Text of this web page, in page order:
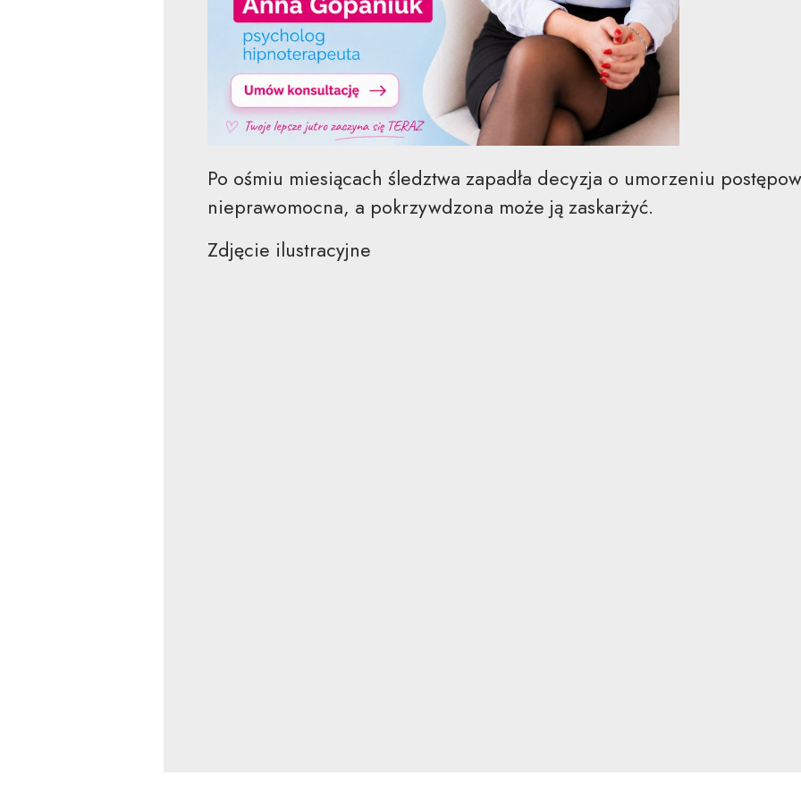
Po ośmiu miesiącach śledztwa zapadła decyzja o umorzeniu
nieprawomocna, a pokrzywdzona może ją zaskarżyć.
Zdjęcie ilustracyjne